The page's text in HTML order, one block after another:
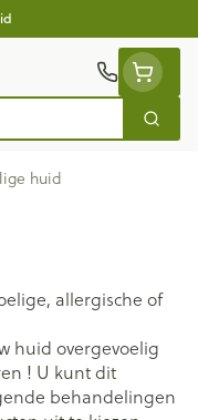
Zoek
huid
allergische of
huid overgevoelig
! U kunt dit
behandelingen